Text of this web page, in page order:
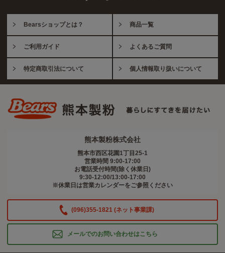
Bearsショップとは？ 商品一覧
ご利用ガイド よくあるご質問
特定商取引法について 個人情報取り扱いについて
熊本製粉株式会社
熊本市西区花園1丁目25-1
営業時間 9:00-17:00
お電話受付時間(除く休業日)
9:30-12:00/13:00-17:00
※休業日は営業カレンダーをご参照ください
(096)355-1821 (ネット事業課)
メールでのお問い合わせはこちら